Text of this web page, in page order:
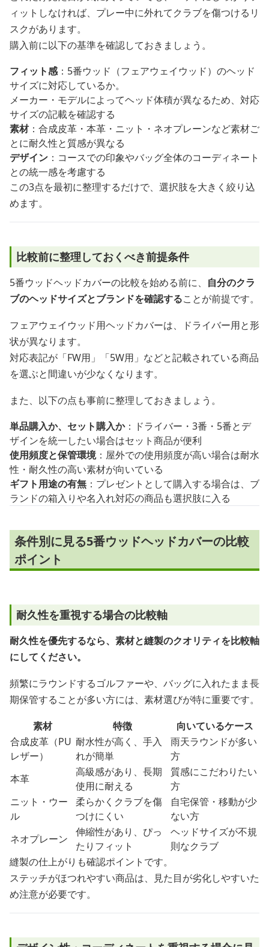
ィットしなければ、プレー中に外れてクラブを傷つけるリ
スクがあります。
購入前に以下の基準を確認しておきましょう。
フィット感：5番ウッド（フェアウェイウッド）のヘッド
サイズに対応しているか。
メーカー・モデルによってヘッド体積が異なるため、対応
サイズの記載を確認する
素材：合成皮革・本革・ニット・ネオプレーンなど素材ご
とに耐久性と質感が異なる
デザイン ：コースでの印象やバッグ全体のコーディネート
との統一感を考慮する
この3点を最初に整理するだけで、選択肢を大きく絞り込
めます。
比較前に整理しておくべき前提条件
5番ウッドヘッドカバーの比較を始める前に、 自分のクラ
ブのヘッドサイズとブランドを確認することが前提です。
フェアウェイウッド用ヘッドカバーは、ドライバー用と形
状が異なります。
対応表記が「FW用」「5W用」などと記載されている商品
を選ぶと間違いが少なくなります。
また、以下の点も事前に整理しておきましょう。
単品購入か、セット購入か：ドライバー・3番・5番とデ
ザインを統一したい場合はセット商品が便利
使用頻度と保管環境：屋外での使用頻度が高い場合は耐水
性・耐久性の高い素材が向いている
ギフト用途の有無 ：プレゼントとして購入する場合は、ブ
ランドの箱入りや名入れ対応の商品も選択肢に入る
条件別に見る5番ウッドヘッドカバーの比較
ポイント
耐久性を重視する場合の比較軸
耐久性を優先するなら、素材と縫製のクオリティを比較軸
にしてください。
頻繁にラウンドするゴルファーや、バッグに入れたまま長
期保管することが多い方には、素材選びが特に重要です。
素材
特徴
向いているケース
合成皮革（PU
レザー）
耐水性が高く、手入
れが簡単
雨天ラウンドが多い
方
本革
高級感があり、長期
使用に耐える
質感にこだわりたい
方
ニット・ウー
ル
柔らかくクラブを傷
つけにくい
自宅保管・移動が少
ない方
ネオプレーン
伸縮性があり、ぴっ
たりフィット
ヘッドサイズが不規
則なクラブ
縫製の仕上がりも確認ポイントです。
ステッチがほつれやすい商品は、見た目が劣化しやすいた
め注意が必要です。